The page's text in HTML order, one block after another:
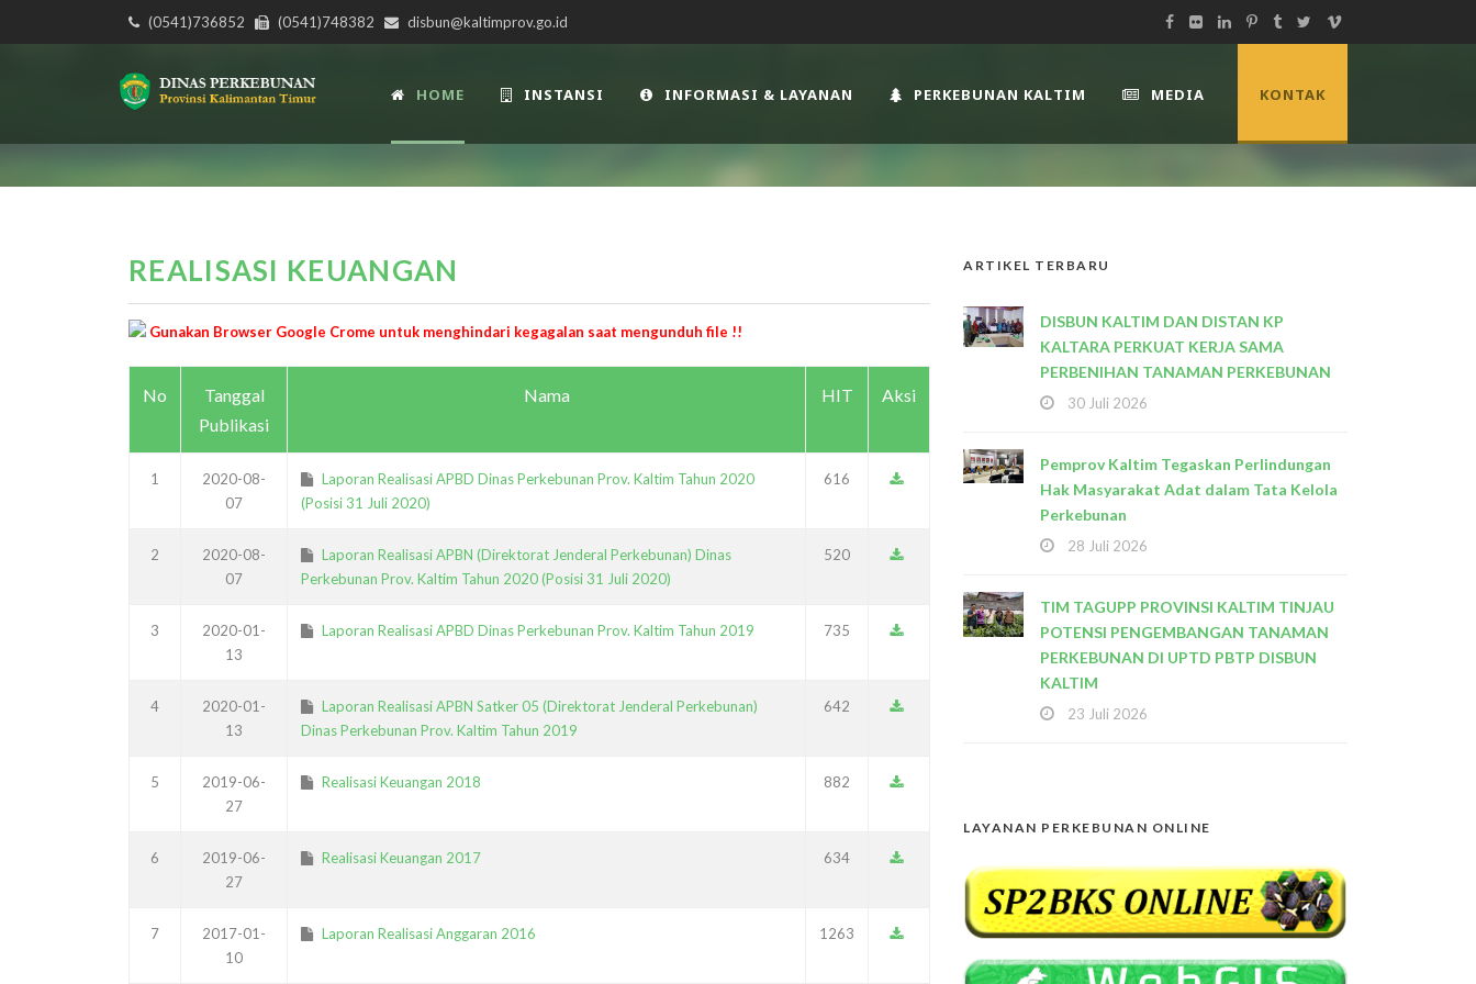
(0541)736852 (0541)748382 disbun@kaltimprov.go.id
HOME INSTANSI INFORMASI & LAYANAN PERKEBUNAN KALTIM MEDIA KONTAK
REALISASI KEUANGAN
Gunakan Browser Google Crome untuk menghindari kegagalan saat mengunduh file !!
No
Tanggal
Publikasi
Nama HIT Aksi
1
2020-08-
07
Laporan Realisasi APBD Dinas Perkebunan Prov. Kaltim Tahun 2020
(Posisi 31 Juli 2020)
616
2
2020-08-
07
Laporan Realisasi APBN (Direktorat Jenderal Perkebunan) Dinas
Perkebunan Prov. Kaltim Tahun 2020 (Posisi 31 Juli 2020)
520
3
2020-01-
13
Laporan Realisasi APBD Dinas Perkebunan Prov. Kaltim Tahun 2019 735
4
2020-01-
13
Laporan Realisasi APBN Satker 05 (Direktorat Jenderal Perkebunan)
Dinas Perkebunan Prov. Kaltim Tahun 2019
642
5
2019-06-
27
Realisasi Keuangan 2018 882
6
2019-06-
27
Realisasi Keuangan 2017 634
7
2017-01-
10
Laporan Realisasi Anggaran 2016 1263
ARTIKEL TERBARU
DISBUN KALTIM DAN DISTAN KP
KALTARA PERKUAT KERJA SAMA
PERBENIHAN TANAMAN PERKEBUNAN
30 Juli 2026
Pemprov Kaltim Tegaskan Perlindungan
Hak Masyarakat Adat dalam Tata Kelola
Perkebunan
28 Juli 2026
TIM TAGUPP PROVINSI KALTIM TINJAU
POTENSI PENGEMBANGAN TANAMAN
PERKEBUNAN DI UPTD PBTP DISBUN
KALTIM
23 Juli 2026
LAYANAN PERKEBUNAN ONLINE